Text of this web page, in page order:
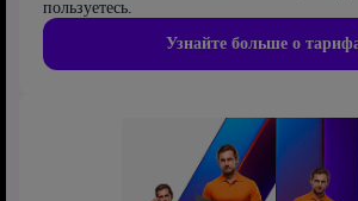
пользуетесь.
Узнайте больше о